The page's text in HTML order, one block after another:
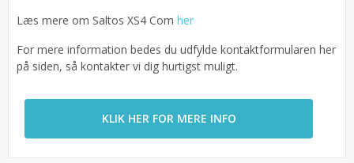
Læs mere om Saltos XS4 Com her
For mere information bedes du udfylde kontaktformularen her
på siden, så kontakter vi dig hurtigst muligt.
KLIK HER FOR MERE INFO